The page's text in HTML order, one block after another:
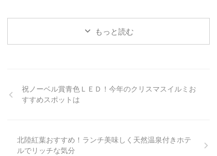
もっと読む
祝ノーベル賞青色ＬＥＤ！今年のクリスマスイルミお
すすめスポットは
北陸紅葉おすすめ！ランチ美味しく天然温泉付きホテ
ルでリッチな気分